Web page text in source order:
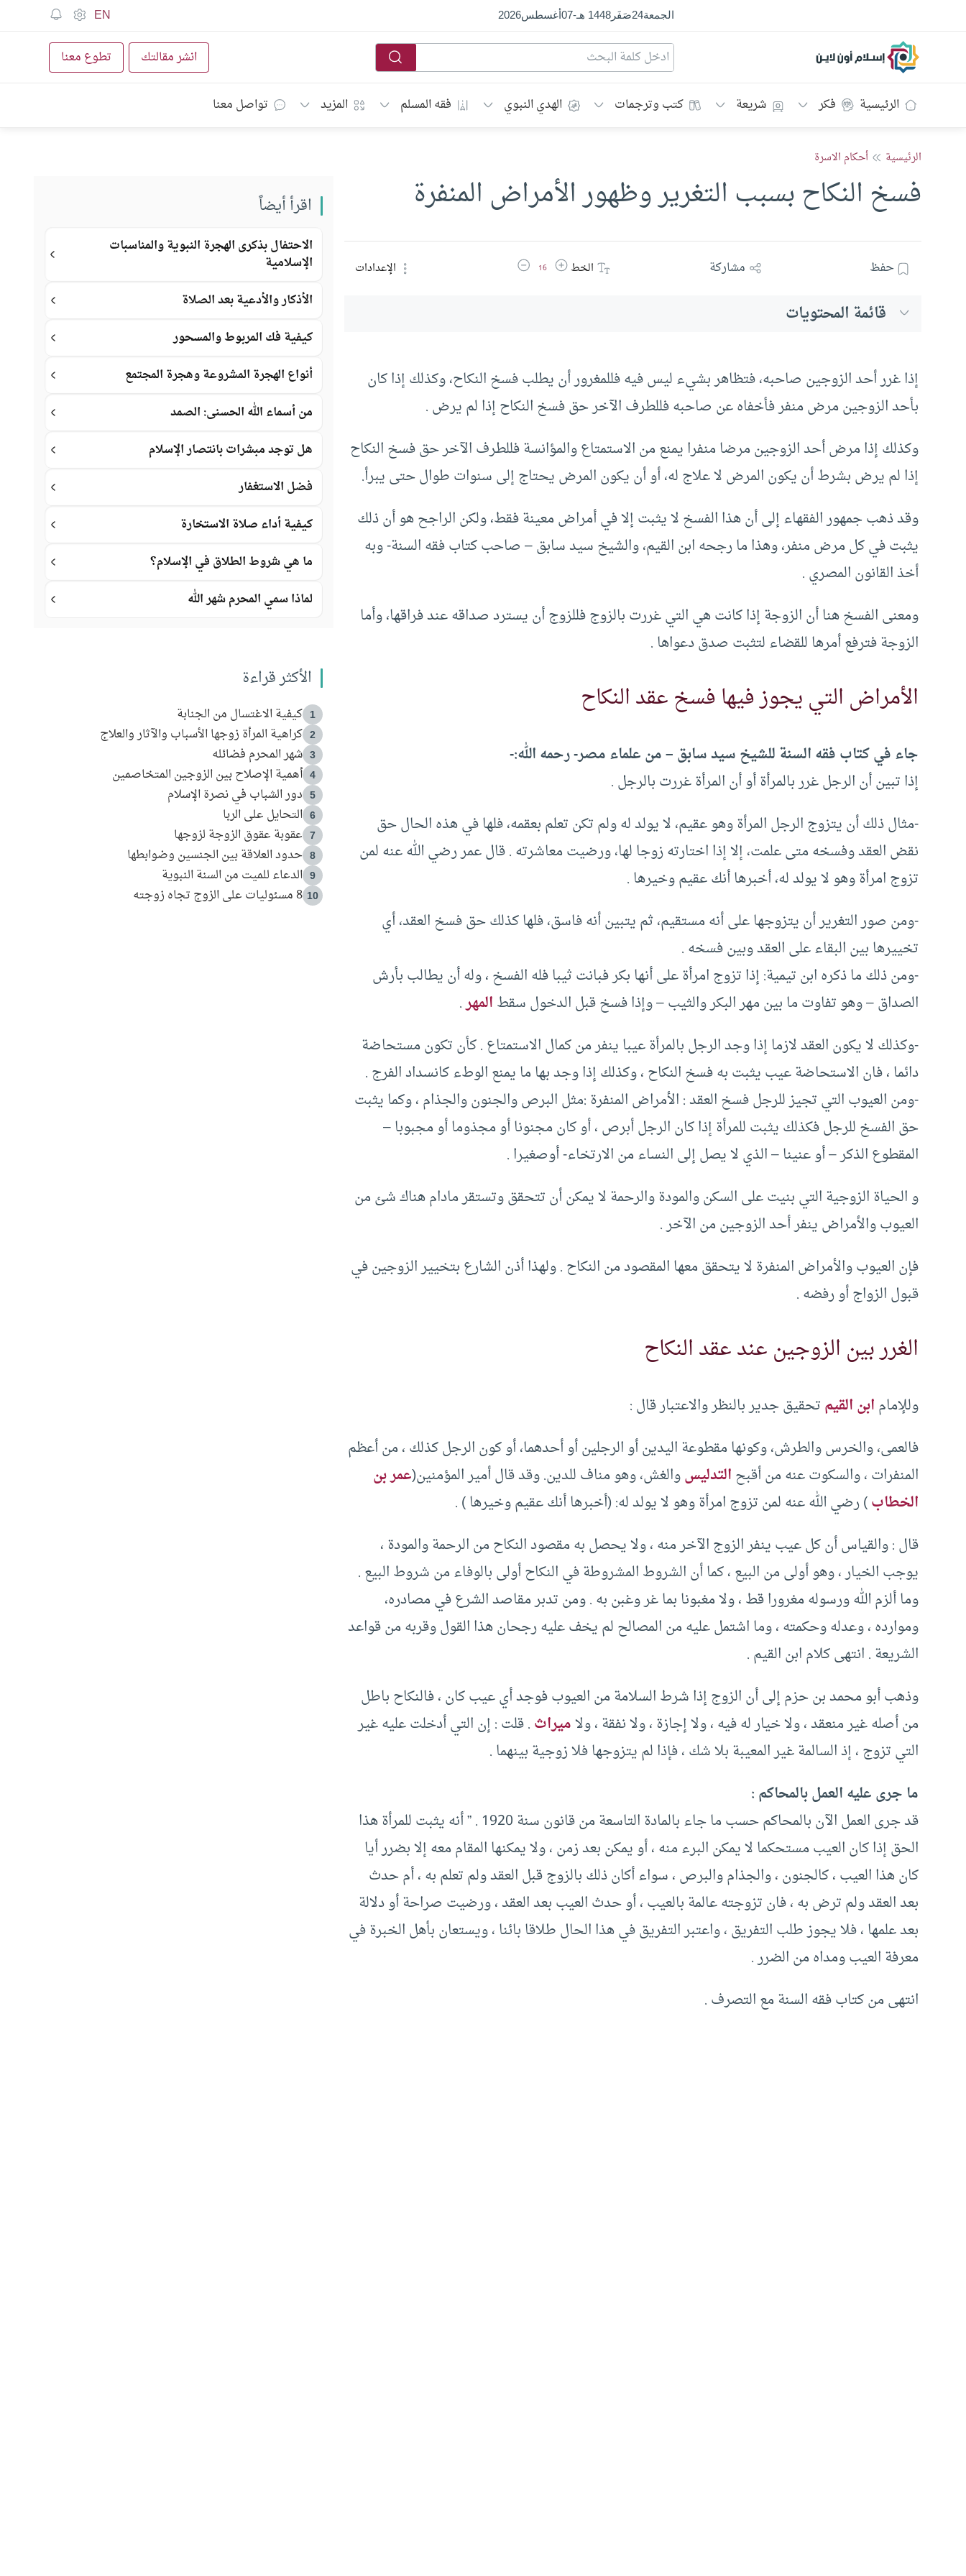
الجمعة24صَفَر1448 هـ -
07أغسطس2026
EN
إسلام أون لاين انشر مقالتك تطوع معنا
الرئيسية فكر شريعة كتب وترجمات الهدي النبوي فقه المسلم المزيد تواصل معنا
الرئيسية أحكام الاسرة
فسخ النكاح بسبب التغرير وظهور الأمراض المنفرة
حفظ مشاركة الخطزيادة حجم الخط
16 تقليل حجم الخط الإعدادات
قائمة المحتويات
إذا غرر أحد الزوجين صاحبه، فتظاهر بشيء ليس فيه فللمغرور أن يطلب فسخ النكاح، وكذلك إذا كان
بأحد الزوجين مرض منفر فأخفاه عن صاحبه فللطرف الآخر حق فسخ النكاح إذا لم يرض .
وكذلك إذا مرض أحد الزوجين مرضا منفرا يمنع من الاستمتاع والمؤانسة فللطرف الآخر حق فسخ النكاح
إذا لم يرض بشرط أن يكون المرض لا علاج له، أو أن يكون المرض يحتاج إلى سنوات طوال حتى يبرأ.
وقد ذهب جمهور الفقهاء إلى أن هذا الفسخ لا يثبت إلا في أمراض معينة فقط، ولكن الراجح هو أن ذلك
يثبت في كل مرض منفر، وهذا ما رجحه ابن القيم، والشيخ سيد سابق – صاحب كتاب فقه السنة- وبه
أخذ القانون المصري .
ومعنى الفسخ هنا أن الزوجة إذا كانت هي التي غررت بالزوج فللزوج أن يسترد صداقه عند فراقها، وأما
الزوجة فترفع أمرها للقضاء لتثبت صدق دعواها .
الأمراض التي يجوز فيها فسخ عقد النكاح
جاء في كتاب فقه السنة للشيخ سيد سابق – من علماء مصر- رحمه الله:-
إذا تبين أن الرجل غرر بالمرأة أو أن المرأة غررت بالرجل .
-مثال ذلك أن يتزوج الرجل المرأة وهو عقيم، لا يولد له ولم تكن تعلم بعقمه، فلها في هذه الحال حق
نقض العقد وفسخه متى علمت، إلا إذا اختارته زوجا لها، ورضيت معاشرته . قال عمر رضي الله عنه لمن
تزوج امرأة وهو لا يولد له، أخبرها أنك عقيم وخيرها .
-ومن صور التغرير أن يتزوجها على أنه مستقيم، ثم يتبين أنه فاسق، فلها كذلك حق فسخ العقد، أي
تخييرها بين البقاء على العقد وبين فسخه .
-ومن ذلك ما ذكره ابن تيمية: إذا تزوج امرأة على أنها بكر فبانت ثيبا فله الفسخ ، وله أن يطالب بأرش
الصداق – وهو تفاوت ما بين مهر البكر والثيب – وإذا فسخ قبل الدخول سقطالمهر.
-وكذلك لا يكون العقد لازما إذا وجد الرجل بالمرأة عيبا ينفر من كمال الاستمتاع . كأن تكون مستحاضة
دائما ، فان الاستحاضة عيب يثبت به فسخ النكاح ، وكذلك إذا وجد بها ما يمنع الوطء كانسداد الفرج .
-ومن العيوب التي تجيز للرجل فسخ العقد : الأمراض المنفرة :مثل البرص والجنون والجذام ، وكما يثبت
حق الفسخ للرجل فكذلك يثبت للمرأة إذا كان الرجل أبرص ، أو كان مجنونا أو مجذوما أو مجبوبا –
المقطوع الذكر – أو عنينا – الذي لا يصل إلى النساء من الارتخاء- أوصغيرا .
و الحياة الزوجية التي بنيت على السكن والمودة والرحمة لا يمكن أن تتحقق وتستقر مادام هناك شئ من
العيوب والأمراض ينفر أحد الزوجين من الآخر .
فإن العيوب والأمراض المنفرة لا يتحقق معها المقصود من النكاح . ولهذا أذن الشارع بتخيير الزوجين في
قبول الزواج أو رفضه .
الغرر بين الزوجين عند عقد النكاح
وللإمامابن القيمتحقيق جدير بالنظر والاعتبار قال :
فالعمى، والخرس والطرش، وكونها مقطوعة اليدين أو الرجلين أو أحدهما، أو كون الرجل كذلك ، من أعظم
المنفرات ، والسكوت عنه من أقبحالتدليسوالغش، وهو مناف للدين. وقد قال أمير المؤمنين(عمر بن
الخطاب) رضي الله عنه لمن تزوج امرأة وهو لا يولد له: (أخبرها أنك عقيم وخيرها ) .
قال : والقياس أن كل عيب ينفر الزوج الآخر منه ، ولا يحصل به مقصود النكاح من الرحمة والمودة ،
يوجب الخيار ، وهو أولى من البيع ، كما أن الشروط المشروطة في النكاح أولى بالوفاء من شروط البيع .
وما ألزم الله ورسوله مغرورا قط ، ولا مغبونا بما غر وغبن به . ومن تدبر مقاصد الشرع في مصادره،
وموارده ، وعدله وحكمته ، وما اشتمل عليه من المصالح لم يخف عليه رجحان هذا القول وقربه من قواعد
الشريعة . انتهى كلام ابن القيم .
وذهب أبو محمد بن حزم إلى أن الزوج إذا شرط السلامة من العيوب فوجد أي عيب كان ، فالنكاح باطل
من أصله غير منعقد ، ولا خيار له فيه ، ولا إجازة ، ولا نفقة ، ولاميراث. قلت : إن التي أدخلت عليه غير
التي تزوج ، إذ السالمة غير المعيبة بلا شك ، فإذا لم يتزوجها فلا زوجية بينهما .
ما جرى عليه العمل بالمحاكم :
قد جرى العمل الآن بالمحاكم حسب ما جاء بالمادة التاسعة من قانون سنة 1920 . ” أنه يثبت للمرأة هذا
الحق إذا كان العيب مستحكما لا يمكن البرء منه ، أو يمكن بعد زمن ، ولا يمكنها المقام معه إلا بضرر أيا
كان هذا العيب ، كالجنون ، والجذام والبرص ، سواء أكان ذلك بالزوج قبل العقد ولم تعلم به ، أم حدث
بعد العقد ولم ترض به ، فان تزوجته عالمة بالعيب ، أو حدث العيب بعد العقد ، ورضيت صراحة أو دلالة
بعد علمها ، فلا يجوز طلب التفريق ، واعتبر التفريق في هذا الحال طلاقا بائنا ، ويستعان بأهل الخبرة في
معرفة العيب ومداه من الضرر .
انتهى من كتاب فقه السنة مع التصرف .
اقرأ أيضاً
الاحتفال بذكرى الهجرة النبوية والمناسبات
الإسلامية
الأذكار والأدعية بعد الصلاة
كيفية فك المربوط والمسحور
أنواع الهجرة المشروعة وهجرة المجتمع
من أسماء الله الحسنى: الصمد
هل توجد مبشرات بانتصار الإسلام
فضل الاستغفار
كيفية أداء صلاة الاستخارة
ما هي شروط الطلاق في الإسلام؟
لماذا سمي المحرم شهر الله
الأكثر قراءة
1 كيفية الاغتسال من الجنابة
2 كراهية المرأة زوجها الأسباب والآثار والعلاج
3 شهر المحرم فضائله
4 أهمية الإصلاح بين الزوجين المتخاصمين
5 دور الشباب في نصرة الإسلام
6 التحايل على الربا
7 عقوبة عقوق الزوجة لزوجها
8 حدود العلاقة بين الجنسين وضوابطها
9 الدعاء للميت من السنة النبوية
10 8 مسئوليات على الزوج تجاه زوجته